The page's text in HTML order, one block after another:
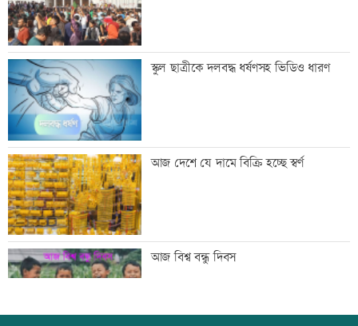
মেসির বাবা মারা গেছেন
বিএনপি গণমাধ্যমের স্বাধীনতায় বিশ্বাস করে:
প্রতিমন্ত্রী টুকু
তিস্তা মহাপরিকল্পনার কাজ শিগগিরই শুরু
হচ্ছে: প্রতিমন্ত্রী ফরহাদ
স্কুল ছাত্রীকে দলবদ্ধ ধর্ষণসহ ভিডিও ধারণ
আজ দেশে যে দামে বিক্রি হচ্ছে স্বর্ণ
আজ বিশ্ব বন্ধু দিবস